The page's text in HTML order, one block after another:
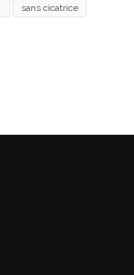
sans cicatrice